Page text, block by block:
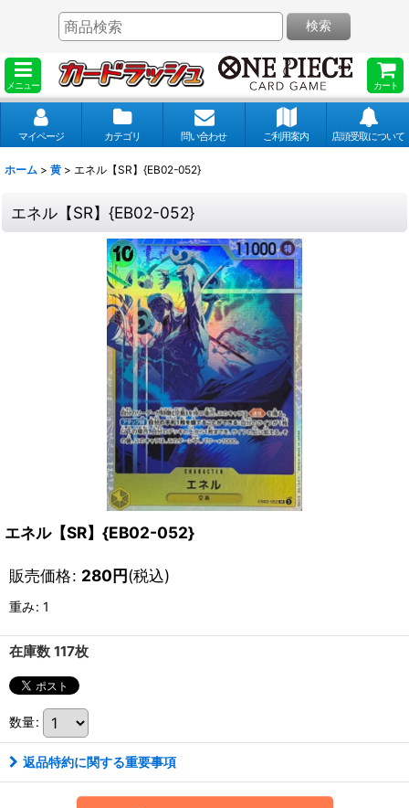
メニュー カート
検索
マイページ カテゴリ 問い合わせ ご利用案内 店頭受取について
ホーム > 黄 > エネル【SR】{EB02-052}
エネル【SR】{EB02-052}
エネル【SR】{EB02-052}
販売価格: 280円(税込)
重み: 1
在庫数 117枚
数量:
返品特約に関する重要事項